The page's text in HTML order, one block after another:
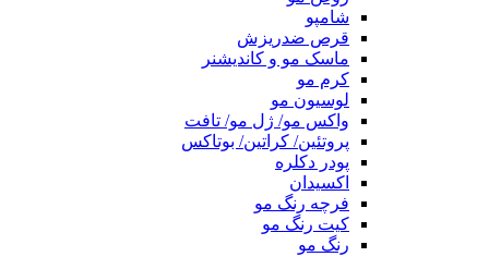
شامپو
قرص ضدریزش
ماسک مو و کاندیشنر
کرم مو
لوسیون مو
واکس مو/ ژل مو/ تافت
پروتئین/ کراتین/ بوتاکس
پودر دکلره
اکسیدان
فرچه رنگ مو
کیت رنگ مو
رنگ مو